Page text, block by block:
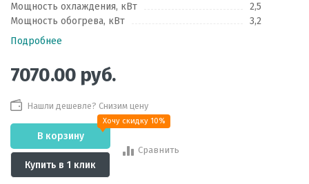
Мощность охлаждения, кВт
2,5
Мощность обогрева, кВт
3,2
Подробнее
7070.00 руб.
Нашли дешевле? Снизим цену
В корзину
Купить в 1 клик
Хочу скидку 10%
Сравнить